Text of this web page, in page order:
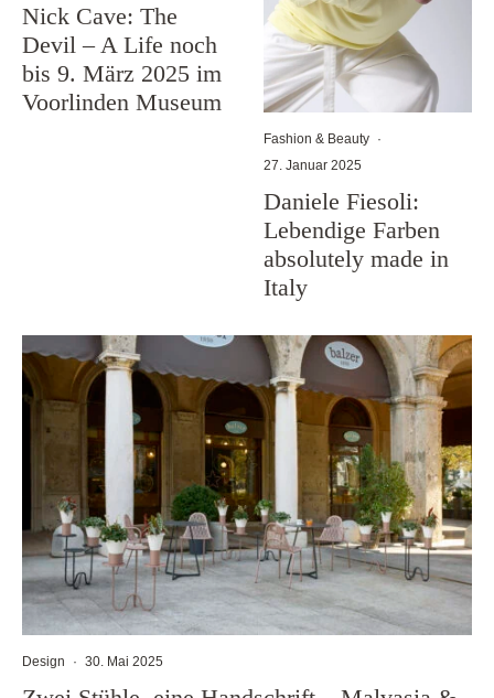
Nick Cave: The
Devil – A Life noch
bis 9. März 2025 im
Voorlinden Museum
Fashion & Beauty ·
27. Januar 2025
Daniele Fiesoli:
Lebendige Farben
absolutely made in
Italy
Design · 30. Mai 2025